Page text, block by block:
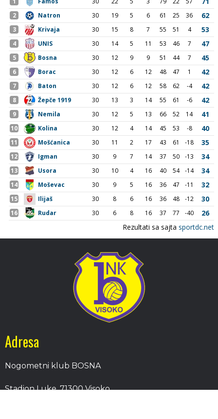
Adresa
Nogometni klub BOSNA
Stadion Luke, 71300 Visoko